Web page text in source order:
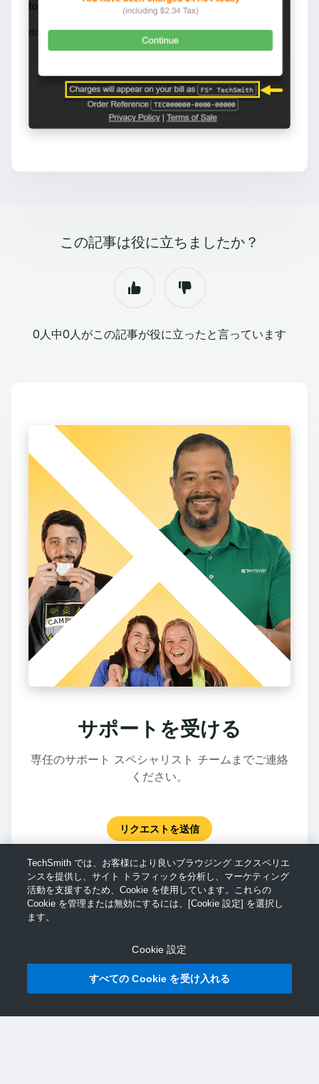
この記事は役に立ちましたか？
0人中0人がこの記事が役に立ったと言っています
サポートを受ける
専任のサポート スペシャリスト チームまでご連絡
ください。
リクエストを送信
TechSmith では、お客様により良いブラウジング エクスペリエ
ンスを提供し、サイト トラフィックを分析し、マーケティング
活動を支援するため、Cookie を使用しています。これらの
Cookie を管理または無効にするには、[Cookie 設定] を選択し
ます。
Cookie 設定
すべての Cookie を受け入れる